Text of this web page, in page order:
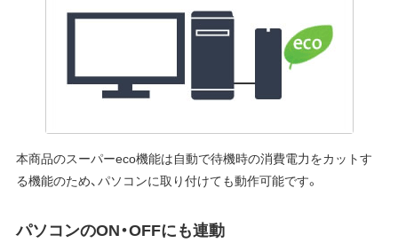
本商品のスーパーeco機能は自動で待機時の消費電力をカットす
る機能のため、パソコンに取り付けても動作可能です。
パソコンのON・OFFにも連動